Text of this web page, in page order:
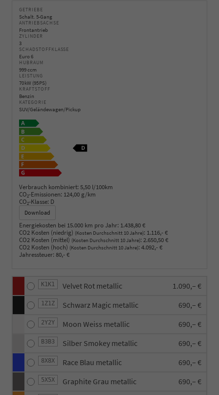
GETRIEBE
Schalt. 5-Gang
ANTRIEBSACHSE
Frontantrieb
ZYLINDER
3
SCHADSTOFFKLASSE
Euro 6
HUBRAUM
999 ccm
LEISTUNG
70 kW (95 PS)
KRAFTSTOFF
Benzin
KATEGORIE
SUV/Geländewagen/Pickup
Verbrauch kombiniert: 5,50 l/100km
CO2-Emissionen: 124,00 g/km
CO2-Klasse: D
Download
Energiekosten bei 15.000 km pro Jahr: 1.438,80 €
CO2 Kosten (niedrig) (Kosten Durchschnitt 10 Jahre): 1.116,- €
CO2 Kosten (mittel) (Kosten Durchschnitt 10 Jahre): 2.650,50 €
CO2 Kosten (hoch) (Kosten Durchschnitt 10 Jahre): 4.092,- €
Jahressteuer: 80,- €
K1K1 Velvet Rot metallic 1.090,– €
1Z1Z Schwarz Magic metallic 690,– €
2Y2Y Moon Weiss metallic 690,– €
B3B3 Silber Smokey metallic 690,– €
8X8X Race Blau metallic 690,– €
5X5X Graphite Grau metallic 690,– €